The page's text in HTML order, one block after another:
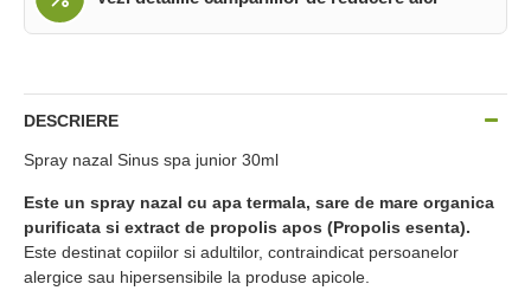
DESCRIERE
Spray nazal Sinus spa junior 30ml
Este un spray nazal cu apa termala, sare de mare organica
purificata si extract de propolis apos (Propolis esenta).
Este destinat copiilor si adultilor, contraindicat persoanelor
alergice sau hipersensibile la produse apicole.